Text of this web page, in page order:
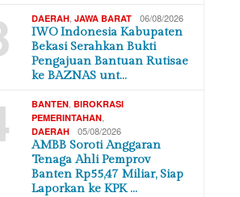
DAERAH,JAWA BARAT 06/08/2026
IWO Indonesia Kabupaten
Bekasi Serahkan Bukti
Pengajuan Bantuan Rutisae
ke BAZNAS unt…
BANTEN,BIROKRASI
PEMERINTAHAN,
DAERAH 05/08/2026
AMBB Soroti Anggaran
Tenaga Ahli Pemprov
Banten Rp55,47 Miliar, Siap
Laporkan ke KPK …